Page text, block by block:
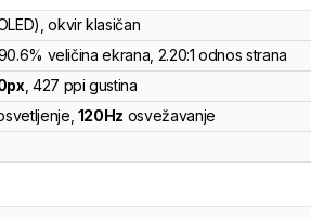
, okvir klasičan
90.6% veličina ekrana , 2.20:1 odnos strana
px, 427 ppi gustina
120Hz osvežavanje